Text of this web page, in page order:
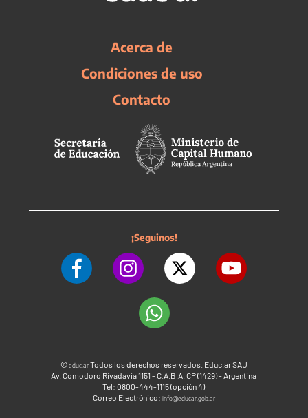
Acerca de
Condiciones de uso
Contacto
¡Seguinos!
©educ.arTodos los derechos reservados. Educ.ar SAU
Av. Comodoro Rivadavia 1151 - C.A.B.A. CP (1429) - Argentina
Tel: 0800-444-1115 (opción 4)
Correo Electrónico: info@educar.gob.ar